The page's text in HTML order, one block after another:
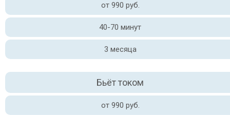
от 990 руб.
40-70 минут
3 месяца
Бьёт током
от 990 руб.